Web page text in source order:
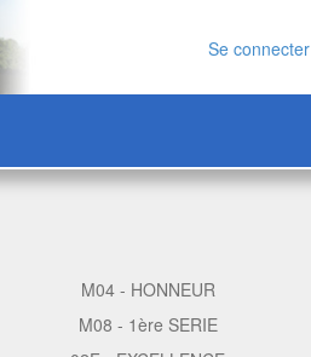
Se connecter
M04 - HONNEUR
M08 - 1ère SERIE